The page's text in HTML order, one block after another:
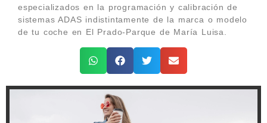
especializados en la programación y calibración de
sistemas ADAS indistintamente de la marca o modelo
de tu coche en El Prado-Parque de María Luisa.